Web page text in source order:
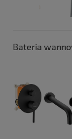
Bateria